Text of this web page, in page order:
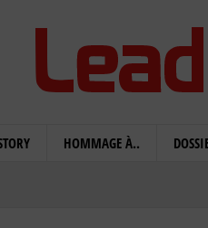
HOMMAGE À..